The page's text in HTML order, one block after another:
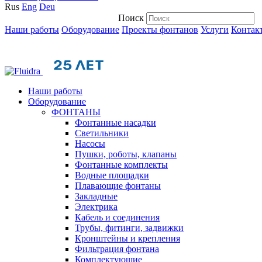
Rus Eng Deu
Поиск
Наши работы Оборудование Проекты фонтанов Услуги
Наши работы
Оборудование
ФОНТАНЫ
Фонтанные насадки
Cветильники
Насосы
Пушки, роботы, клапаны
Фонтанные комплекты
Водные площадки
Плавающие фонтаны
Закладные
Электрика
Кабель и соединения
Трубы, фитинги, задвижки
Кронштейны и крепления
Фильтрация фонтана
Комплектующие